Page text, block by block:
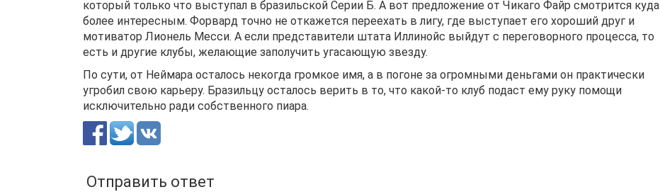
который только что выступал в бразильской Серии Б. А вот предложение от Чикаго Файр смотрится куда
более интересным. Форвард точно не откажется переехать в лигу, где выступает его хороший друг и
мотиватор Лионель Месси. А если представители штата Иллинойс выйдут с переговорного процесса, то
есть и другие клубы, желающие заполучить угасающую звезду.
По сути, от Неймара осталось некогда громкое имя, а в погоне за огромными деньгами он практически
угробил свою карьеру. Бразильцу осталось верить в то, что какой-то клуб подаст ему руку помощи
исключительно ради собственного пиара.
Отправить ответ